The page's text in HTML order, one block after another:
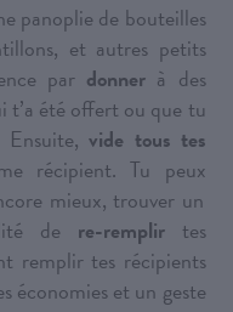
panoplie de bouteilles
et autres petits
par donner à des
t’a été offert ou que tu
vide tous tes
récipient. Tu peux
mieux, trouver un
de re-remplirtes
remplir tes récipients
économies et un geste